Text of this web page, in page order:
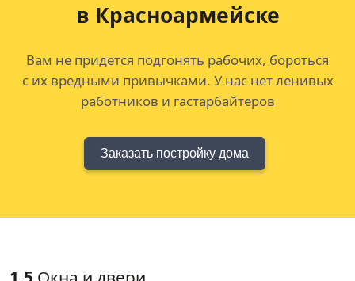
в Красноармейске
Вам не придется подгонять рабочих, бороться
с их вредными привычками. У нас нет ленивых
работников и гастарбайтеров
Заказать постройку дома